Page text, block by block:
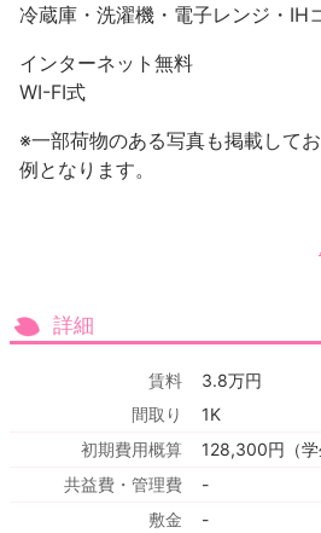
冷蔵庫・洗濯機・電子レンジ・IH
インターネット無料
WI-FI式
※一部荷物のある写真も掲載して
例となります。
詳細
賃料
3.8万円
間取り
1K
初期費用概算
128,300円（学
共益費・管理費
-
敷金
-